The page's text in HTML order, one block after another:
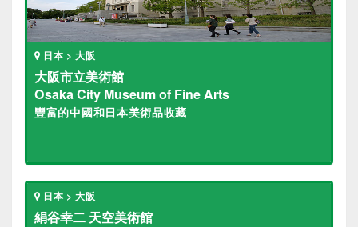
日本 > 大阪
大阪市立美術館
Osaka City Museum of Fine Arts
豐富的中國和日本美術品收藏
日本 > 大阪
絹谷幸二 天空美術館